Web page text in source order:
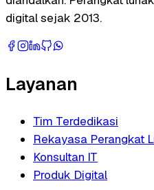
digital sejak 2013.
Layanan
Tim Terdedikasi
Rekayasa Perangkat
Konsultan IT
Produk Digital